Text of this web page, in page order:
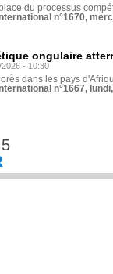
du processus
n°1670,
ongulaire
- 10:30
dans les pays
n°1667,